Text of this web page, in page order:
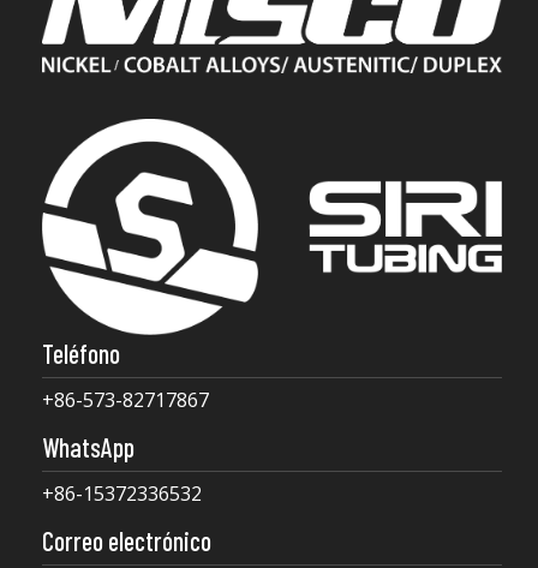
Teléfono
+86-573-82717867
WhatsApp
+86-15372336532
Correo electrónico